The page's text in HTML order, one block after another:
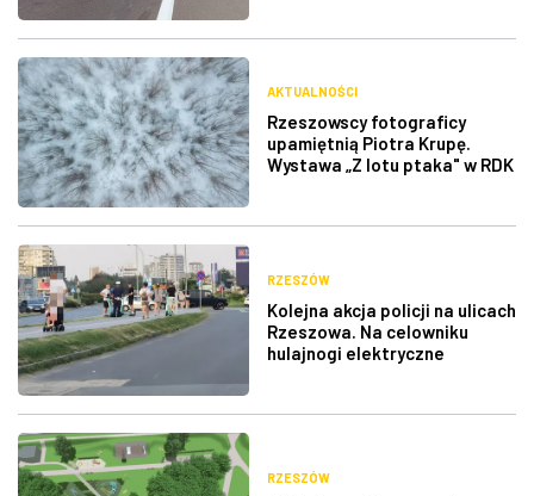
AKTUALNOŚCI
Rzeszowscy fotograficy
upamiętnią Piotra Krupę.
Wystawa „Z lotu ptaka" w RDK
RZESZÓW
Kolejna akcja policji na ulicach
Rzeszowa. Na celowniku
hulajnogi elektryczne
RZESZÓW